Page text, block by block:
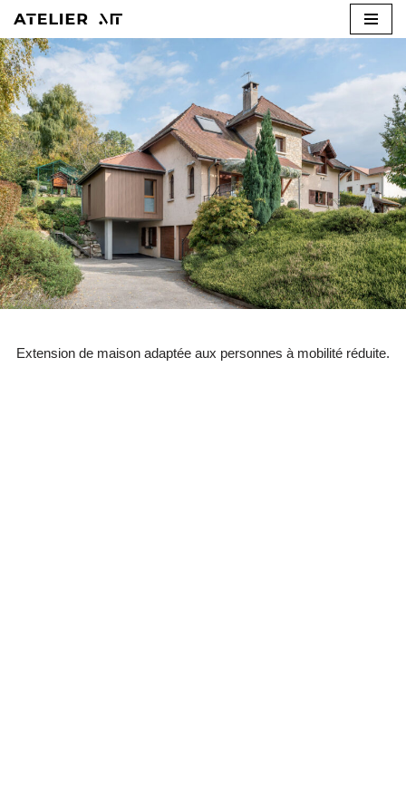
Aller
au
contenu
Extension de maison adaptée aux personnes à mobilité réduite.